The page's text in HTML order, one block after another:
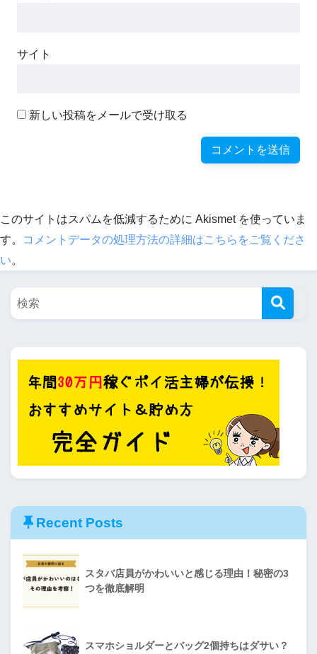
サイト
新しい投稿をメールで受け取る
このサイトはスパムを低減するために Akismet を使っていま
す。
コメントデータの処理方法の詳細はこちらをご覧くださ
い。
Recent Posts
スタバ店員がかわいいと感じる理由！秘密の3
つを徹底解明
スマホショルダーとバッグ2個持ちはダサい？